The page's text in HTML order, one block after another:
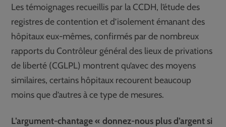
Les témoignages recueillis par la CCDH, l’étude des
registres de contention et d’isolement émanant des
hôpitaux eux-mêmes, confirmés par de nombreux
rapports du Contrôleur général des lieux de privations
de liberté (CGLPL) montrent qu’avec des moyens
similaires, certains hôpitaux recourent beaucoup
moins que d’autres à ce type de mesures.
L’argument-chantage « donnez-nous plus d’argent si